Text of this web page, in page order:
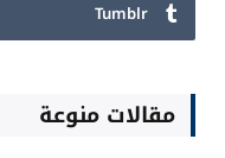
Tumblr
مقالات منوعة